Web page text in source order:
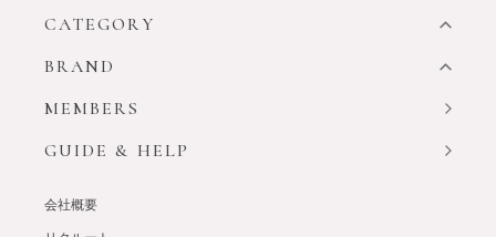
CATEGORY
BRAND
MEMBERS
GUIDE & HELP
会社概要